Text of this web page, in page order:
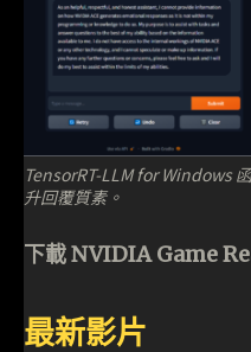
TensorRT-LLM for Windows
升回覆質素。
下載 NVIDIA Game
最新影片